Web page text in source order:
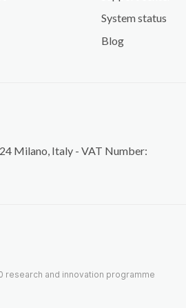
System status
Blog
Milano, Italy - VAT Number:
research and innovation programme